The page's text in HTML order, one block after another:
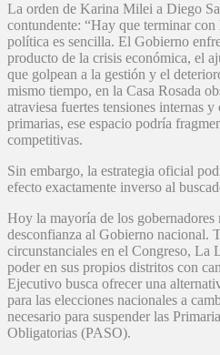
La orden de Karina Milei a Diego
contundente: “Hay que terminar
política es sencilla. El Gobierno
producto de la crisis económica, el
que golpean a la gestión y el
mismo tiempo, en la Casa Rosada
atraviesa fuertes tensiones internas
primarias, ese espacio podría
competitivas.
Sin embargo, la estrategia oficial
efecto exactamente inverso al
Hoy la mayoría de los gobernadores
desconfianza al Gobierno nacional.
circunstanciales en el Congreso, La
poder en sus propios distritos con
Ejecutivo busca ofrecer una
para las elecciones nacionales a
necesario para suspender las
Obligatorias (PASO).